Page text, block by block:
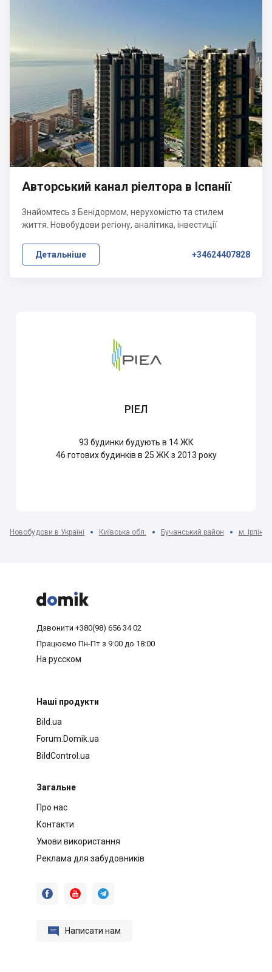
Авторський канал ріелтора в Іспанії
Знайомтесь з Бенідормом, нерухомістю та стилем
життя. Новобудови регіону, аналітика, інвестиції
Детальніше +34624407828
РІЕЛ
93 будинки будують в 14 ЖК
46 готових будинків в 25 ЖК з 2013 року
Новобудови в Україні Київська обл. Бучанський район м. Ірпінь



Дзвонити +380(98) 656 34 02
Працюємо Пн-Пт з 9:00 до 18:00
На русском
Наші продукти
Bild.ua
Forum.Domik.ua
BildControl.ua
Загальне
Про нас
Контакти
Умови використання
Реклама для забудовників
  
 Написати нам